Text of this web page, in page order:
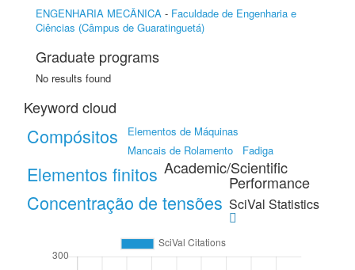
ENGENHARIA MECÂNICA - Faculdade de Engenharia e
Ciências (Câmpus de Guaratinguetá)
Graduate programs
No results found
Keyword cloud
Compósitos
Elementos de Máquinas
Mancais de Rolamento
Fadiga
Elementos finitos
Concentração de tensões
Academic/Scientific
Performance
SciVal Statistics